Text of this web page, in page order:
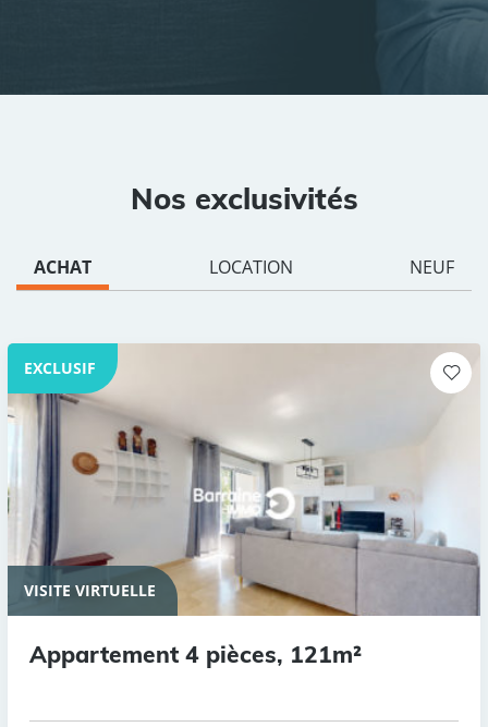
Nos exclusivités
ACHAT LOCATION NEUF
EXCLUSIF
VISITE VIRTUELLE
Appartement 4 pièces, 121m²